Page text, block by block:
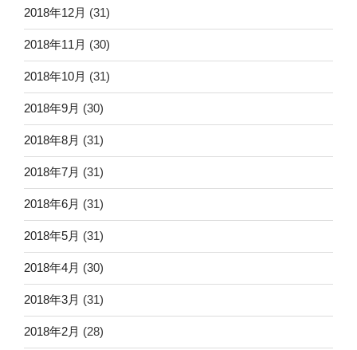
2018年12月 (31)
2018年11月 (30)
2018年10月 (31)
2018年9月 (30)
2018年8月 (31)
2018年7月 (31)
2018年6月 (31)
2018年5月 (31)
2018年4月 (30)
2018年3月 (31)
2018年2月 (28)